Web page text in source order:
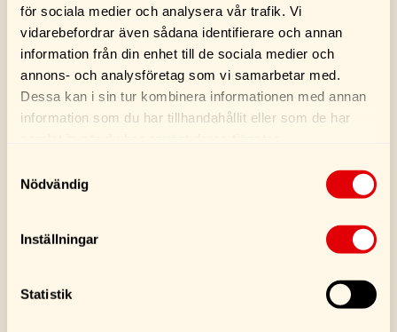
för sociala medier och analysera vår trafik. Vi
vidarebefordrar även sådana identifierare och annan
information från din enhet till de sociala medier och
annons- och analysföretag som vi samarbetar med.
Dessa kan i sin tur kombinera informationen med annan
information som du har tillhandahållit eller som de har
Nödvändig
Inställningar
Statistik
Universal
Säkerhetsvajer
Släpvagn
125,00 kr
Släpvagnsadapter 7-
13 Polig
169,00 kr